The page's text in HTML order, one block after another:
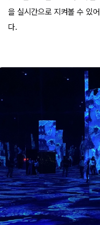
을 실시간으로 지켜볼 수 있어
다.